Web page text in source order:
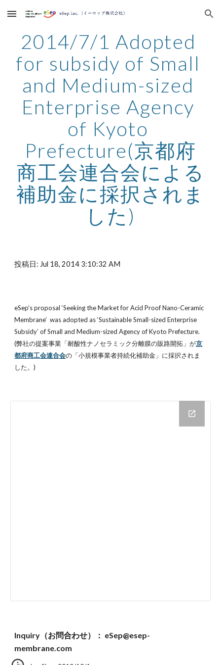
Skip to main content Skip to navigation
2014/7/1 Adopted
for subsidy of Small
and Medium-sized
Enterprise Agency
of Kyoto
Prefecture(京都府
商工会連合会による
補助金に採択されま
した)
投稿日: Jul 18, 2014 3:10:32 AM
eSep’s proposal ‘Seeking the Market for Acid Proof Nano-Ceramic
Membrane’  was adopted as ‘Sustainable Small-sized Enterprise
Subsidy’ of Small and Medium-sized Agency of Kyoto Prefecture.
(弊社の提案事業「耐酸性ナノセラミック分離膜の販路開拓」が京
都府商工会連合会の「小規模事業者持続化補助金」に採択されま
した。)
Inquiry（お問合わせ）： eSep@esep-
membrane.com